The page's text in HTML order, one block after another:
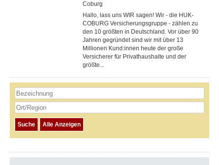
Coburg
Hallo, lass uns WIR sagen! Wir - die HUK-
COBURG Versicherungsgruppe - zählen zu
den 10 größten in Deutschland. Vor über 90
Jahren gegründet sind wir mit über 13
Millionen Kund:innen heute der große
Versicherer für Privathaushalte und der
größte...